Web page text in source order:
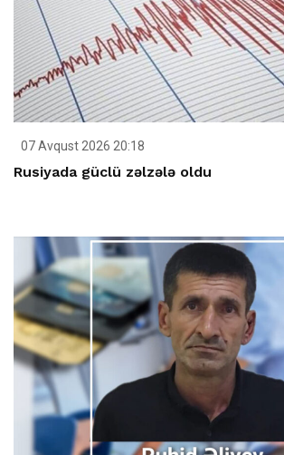
07 Avqust 2026 20:18
Rusiyada güclü zəlzələ oldu